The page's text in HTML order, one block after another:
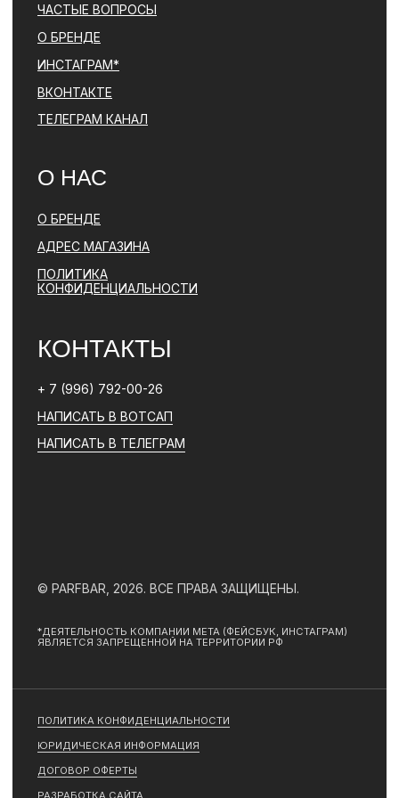
ПОЛИТИКА КОНФИДЕНЦИАЛЬНОСТИ
ЯВЛЯЕТСЯ ЗАПРЕЩЕННОЙ НА ТЕРРИТОРИИ РФ
ДОГОВОР ОФЕРТЫ